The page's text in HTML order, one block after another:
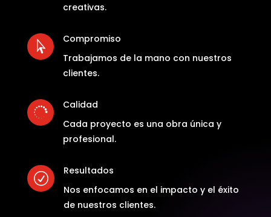
creativas.

Compromiso
Trabajamos de la mano con nuestros
clientes.

Calidad
Cada proyecto es una obra única y
profesional.
R
Resultados
Nos enfocamos en el impacto y el éxito
de nuestros clientes.